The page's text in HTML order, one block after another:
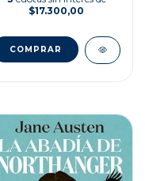
$17.300,00